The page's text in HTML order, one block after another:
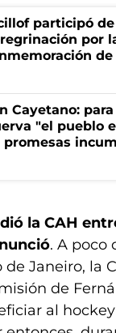
participó de
por
de
Cayetano:
"el pueblo
promesas
la CAH
. A poco
Janeiro, la
de
al